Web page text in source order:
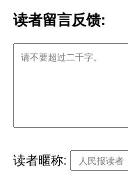
读者留言反馈:
读者暱称: